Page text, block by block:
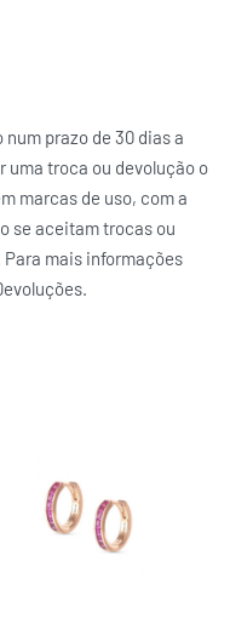
prazo de 30 dias a
uma troca ou devolução o
marcas de uso, com a
se aceitam trocas ou
mais informações